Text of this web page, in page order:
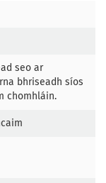
seo ar
bhriseadh síos
chomhláin.